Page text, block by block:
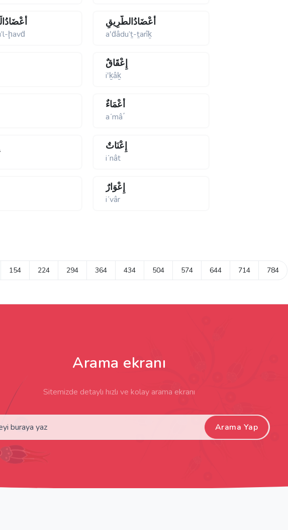
ḩavḋ
أَعْضَادُالطَّرِيقِ
aʹḋâdu’ṯ-ṯarîḵ
إِعْقَاقٌ
iʹḵâḵ
أَعْمَاءٌ
aʹmâ΄
إِعْنَاتٌ
iʹnât
إِعْوَارٌ
iʹvâr
154 224 294 364 434 504 574 644 714 784
Arama ekranı
Sitemizde detaylı hızlı ve kolay arama ekranı
Arama Yap